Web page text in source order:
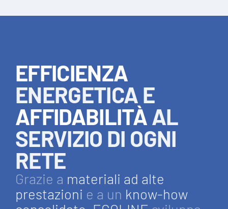
EFFICIENZA
ENERGETICA E
AFFIDABILITÀ AL
SERVIZIO DI OGNI
RETE
Grazie a materiali ad alte
prestazioni e a un know-how